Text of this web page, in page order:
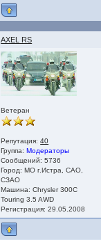
AXEL RS
Ветеран
Репутация:40
Группа:Модераторы
Сообщений: 5736
Город: МО г.Истра, САО,
СЗАО
Машина: Chrysler 300C
Touring 3.5 AWD
Регистрация: 29.05.2008